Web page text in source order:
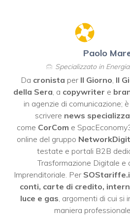
Paolo
Specializzato in
Da cronista per Il Giorno Il
della Sera , a copywriter e
in agenzie di comunicazione;
scrivere news
come CorCom e
online del gruppo
testate e portali B2B
Trasformazione Digitale e
Imprenditoriale. Per
conti, carte di credito,
luce e gas , argomenti di cui
maniera